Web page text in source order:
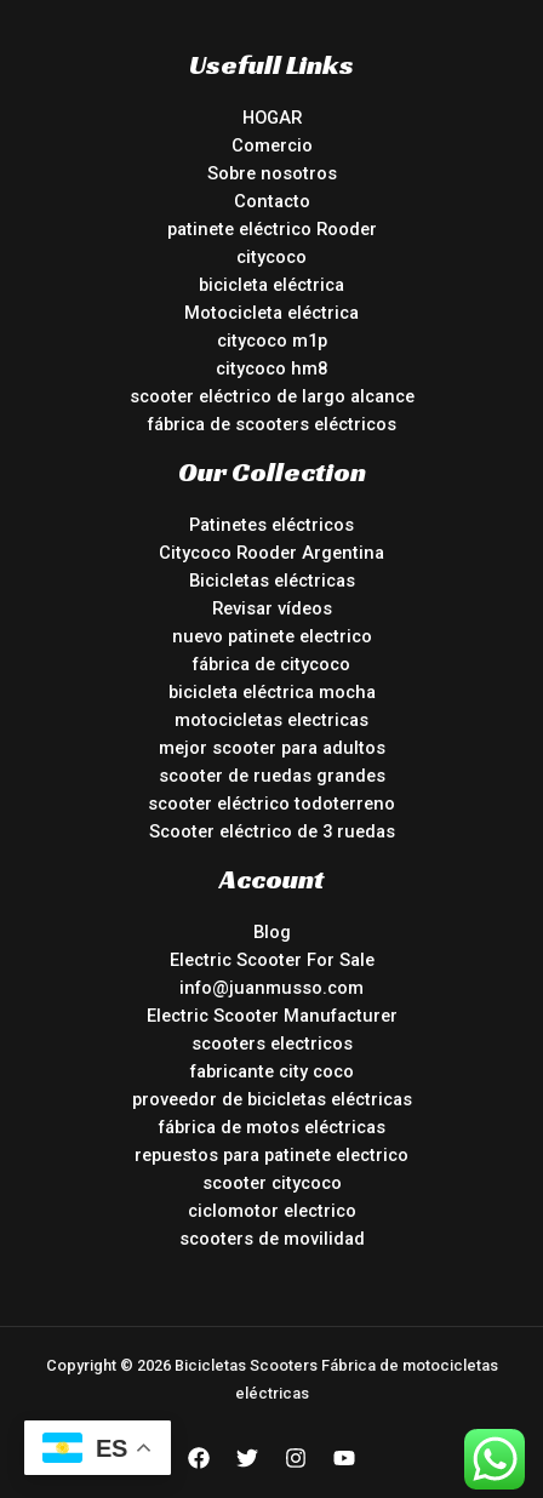
Usefull Links
HOGAR
Comercio
Sobre nosotros
Contacto
patinete eléctrico Rooder
citycoco
bicicleta eléctrica
Motocicleta eléctrica
citycoco m1p
citycoco hm8
scooter eléctrico de largo alcance
fábrica de scooters eléctricos
Our Collection
Patinetes eléctricos
Citycoco Rooder Argentina
Bicicletas eléctricas
Revisar vídeos
nuevo patinete electrico
fábrica de citycoco
bicicleta eléctrica mocha
motocicletas electricas
mejor scooter para adultos
scooter de ruedas grandes
scooter eléctrico todoterreno
Scooter eléctrico de 3 ruedas
Account
Blog
Electric Scooter For Sale
info@juanmusso.com
Electric Scooter Manufacturer
scooters electricos
fabricante city coco
proveedor de bicicletas eléctricas
fábrica de motos eléctricas
repuestos para patinete electrico
scooter citycoco
ciclomotor electrico
scooters de movilidad
Copyright © 2026 Bicicletas Scooters Fábrica de motocicletas
eléctricas
ES